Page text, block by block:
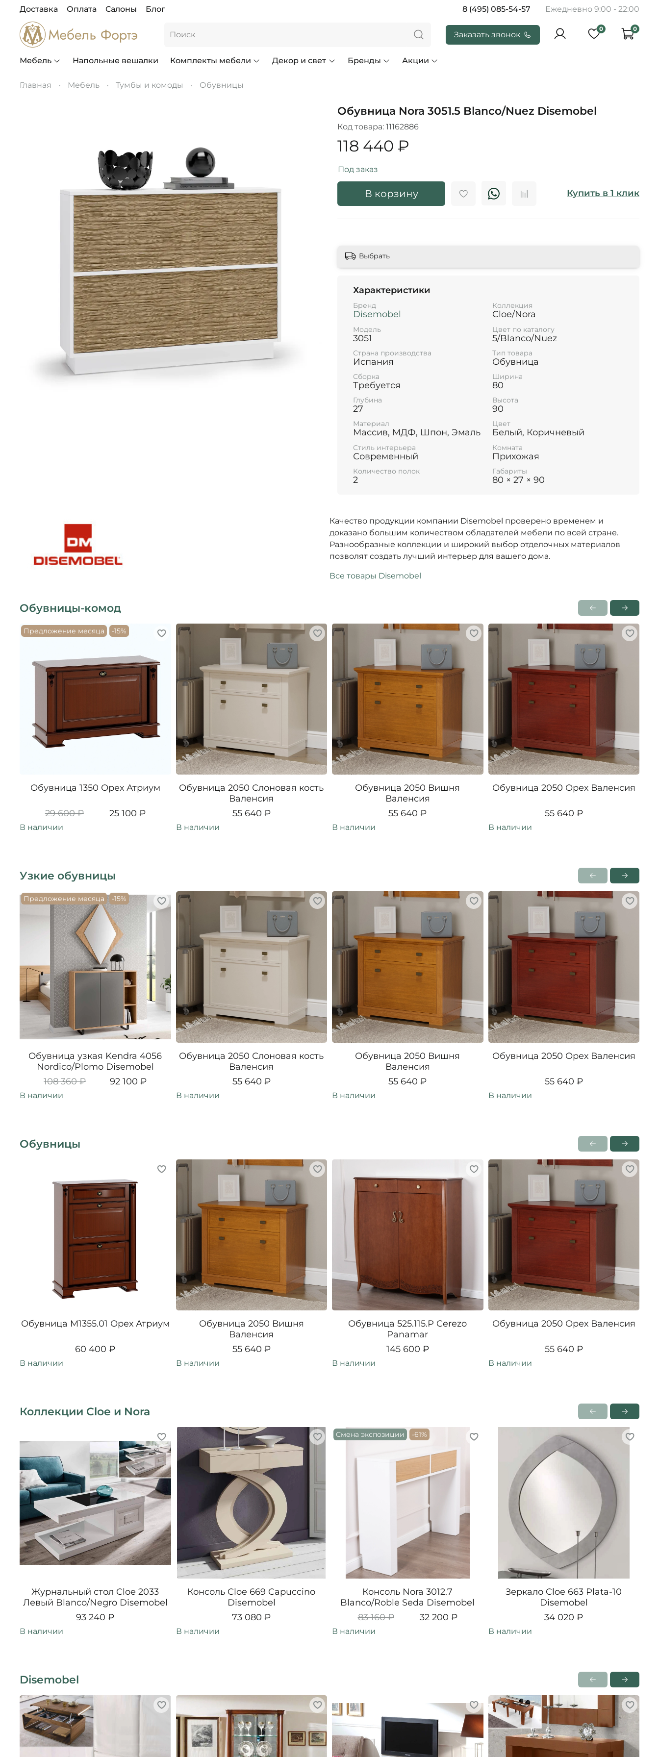
Доставка Оплата Салоны Блог 8 (495) 085-54-57 Ежедневно 9:00 - 22:00
Заказать звонок
0 0
Мебель Напольные вешалки Комплекты мебели Декор и свет Бренды Акции
Главная Мебель Тумбы и комоды Обувницы
Обувница Nora 3051.5 Blanco/Nuez Disemobel
Код товара: 11162886
118 440 ₽
В корзину Купить в 1 клик
Под заказ
Выбрать
Характеристики
Бренд
Disemobel
Коллекция
Cloe/Nora
Модель
3051
Цвет по каталогу
5/Blanco/Nuez
Страна производства
Испания
Тип товара
Обувница
Сборка
Требуется
Ширина
80
Глубина
27
Высота
90
Материал
Массив, МДФ, Шпон, Эмаль
Цвет
Белый, Коричневый
Стиль интерьера
Современный
Комната
Прихожая
Количество полок
2
Габариты
80 × 27 × 90
Качество продукции компании Disemobel проверено временем и
доказано большим количеством обладателей мебели по всей стране.
Разнообразные коллекции и широкий выбор отделочных материалов
позволят создать лучший интерьер для вашего дома.
Все товары Disemobel
Обувницы-комод
Предложение месяца -15%
Обувница 1350 Орех Атриум
29 600 ₽ 25 100 ₽
В наличии
Обувница 2050 Слоновая кость
Валенсия
55 640 ₽
В наличии
Обувница 2050 Вишня
Валенсия
55 640 ₽
В наличии
Обувница 2050 Орех Валенсия
55 640 ₽
В наличии
Узкие обувницы
Предложение месяца -15%
Обувница узкая Kendra 4056
Nordico/Plomo Disemobel
108 360 ₽
92 100 ₽
В наличии
Обувница 2050 Слоновая кость
Валенсия
55 640 ₽
В наличии
Обувница 2050 Вишня
Валенсия
55 640 ₽
В наличии
Обувница 2050 Орех Валенсия
55 640 ₽
В наличии
Обувницы
Обувница M1355.01 Орех Атриум
60 400 ₽
В наличии
Обувница 2050 Вишня
Валенсия
55 640 ₽
В наличии
Обувница 525.115.P Cerezo
Panamar
145 600 ₽
В наличии
Обувница 2050 Орех Валенсия
55 640 ₽
В наличии
Коллекции Cloe и Nora
Журнальный стол Cloe 2033
Левый Blanco/Negro Disemobel
93 240 ₽
В наличии
Консоль Cloe 669 Capuccino
Disemobel
73 080 ₽
В наличии
Смена экспозиции -61%
Консоль Nora 3012.7
Blanco/Roble Seda Disemobel
83 160 ₽
32 200 ₽
В наличии
Зеркало Cloe 663 Plata-10
Disemobel
34 020 ₽
В наличии
Disemobel